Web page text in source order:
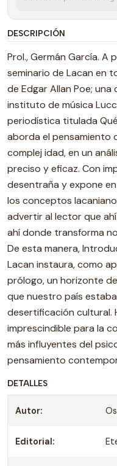
DESCRIPCIÓN
Prol., Germán García. A
seminario de Lacan en
de Edgar Allan Poe;
instituto de música
periodística titulada
aborda el pensamiento
complej idad, en un
preciso y eficaz. Con
desentraña y expone
los conceptos
advertir al lector que
ahí donde transforma
De esta manera,
Lacan instaura, como
prólogo, un horizonte
que nuestro país
desertificación cultural.
imprescindible para la
más influyentes del
pensamiento
DETALLES
Autor:
Editorial: